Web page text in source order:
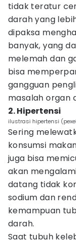
tidak teratur
darah yang
dipaksa
banyak, yang
melemah dan
bisa
gangguan
masalah organ
2. Hipertensi
ilustrasi hipertensi
Sering
konsumsi
juga bisa
akan
datang tidak
sodium dan
kemampuan
darah.
Saat tubuh